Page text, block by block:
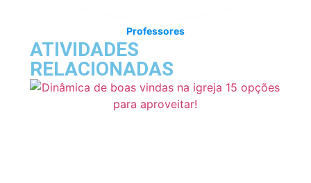
Professores
ATIVIDADES
RELACIONADAS